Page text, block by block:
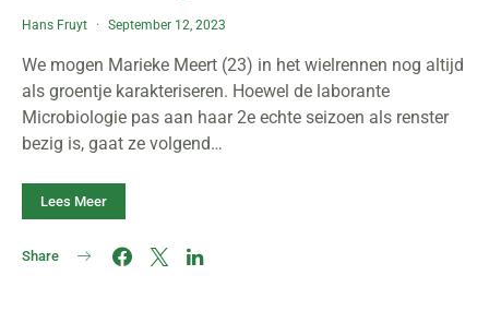
Hans Fruyt September 12, 2023
We mogen Marieke Meert (23) in het wielrennen nog altijd
als groentje karakteriseren. Hoewel de laborante
Microbiologie pas aan haar 2e echte seizoen als renster
bezig is, gaat ze volgend…
Lees Meer
Share